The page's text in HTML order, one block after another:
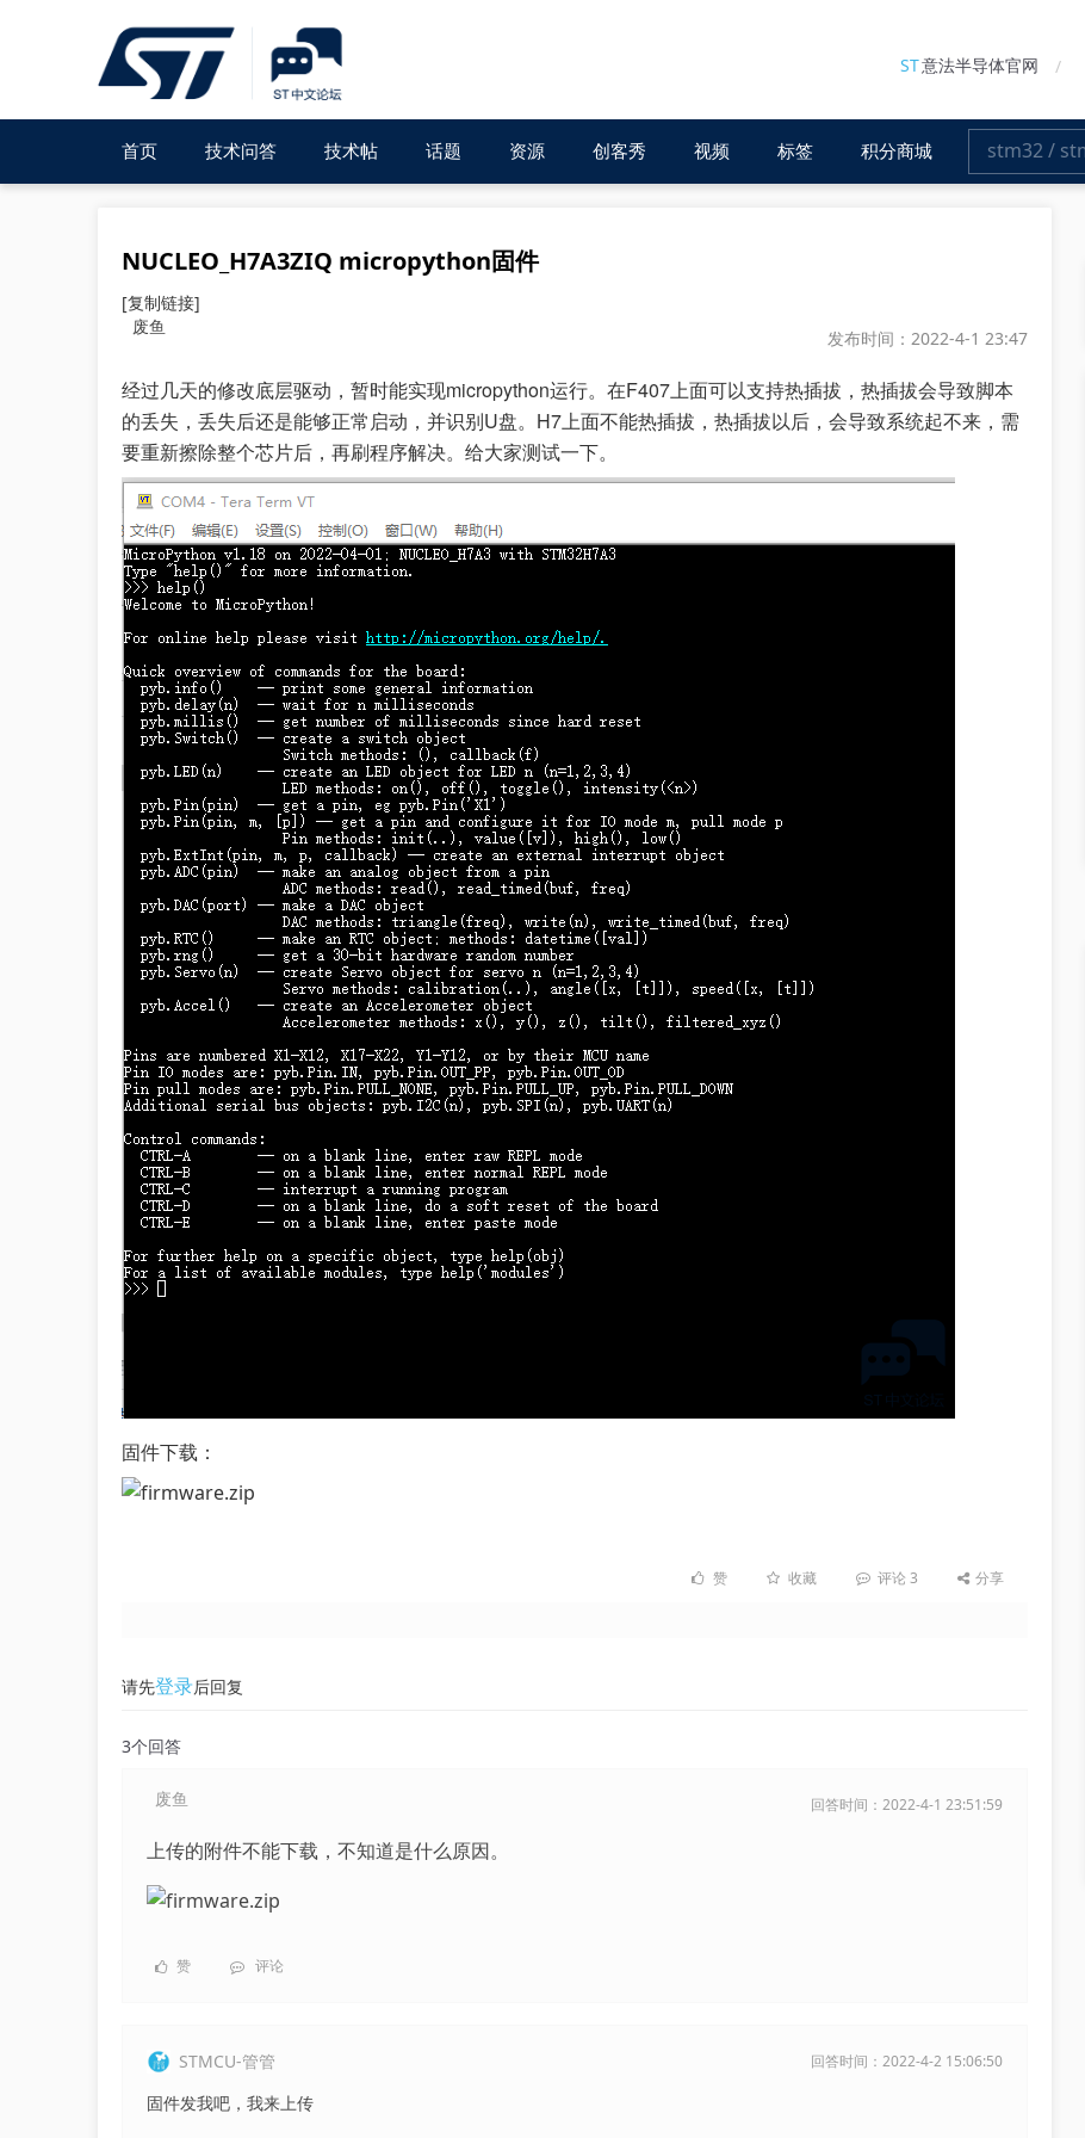
ST意法半导体官网
首页 技术问答 技术帖 话题 资源 创客秀 视频 标签 积分商城
NUCLEO_H7A3ZIQ micropython固件
[复制链接]
废鱼
发布时间：2022-4-1 23:47
经过几天的修改底层驱动，暂时能实现micropython运行。在F407上面可以支持热插拔，热插拔会导致脚本
的丢失，丢失后还是能够正常启动，并识别U盘。H7上面不能热插拔，热插拔以后，会导致系统起不来，需
要重新擦除整个芯片后，再刷程序解决。给大家测试一下。
固件下载：
赞 收藏 评论 3 分享
请先登录后回复
3个回答
废鱼 回答时间：2022-4-1 23:51:59
上传的附件不能下载，不知道是什么原因。
赞 评论
STMCU-管管 回答时间：2022-4-2 15:06:50
固件发我吧，我来上传